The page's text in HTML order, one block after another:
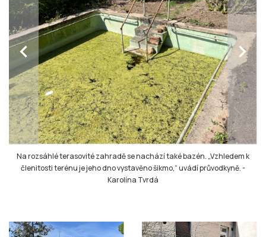
chevron_left chevron_right
Na rozsáhlé terasovité zahradě se nachází také bazén. „Vzhledem k
členitosti terénu je jeho dno vystavěno šikmo,“ uvádí průvodkyně.-
Karolína Tvrdá